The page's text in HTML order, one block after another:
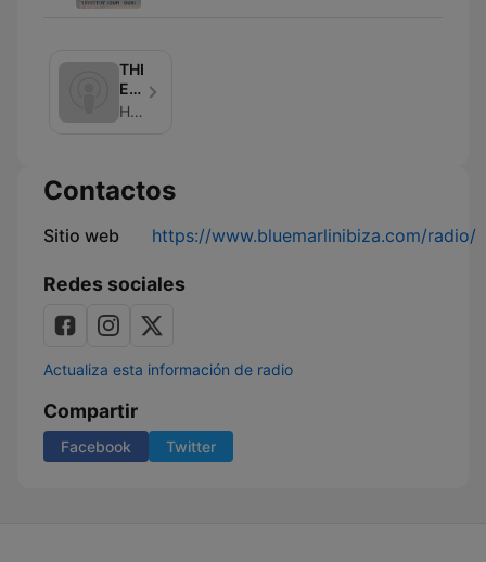
THEdIVE
Edition
on
-
Podcast
Hosted By P.M. FM
Contactos
Sitio web https://www.bluemarlinibiza.com/radio/
Redes sociales
Actualiza esta información de radio
Compartir
Facebook Twitter